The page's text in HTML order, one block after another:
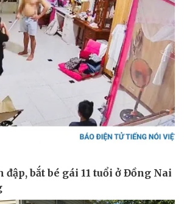
Vũ khí
Việt Nam